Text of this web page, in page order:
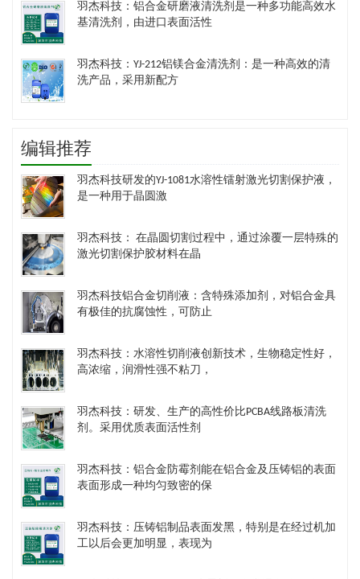
羽杰科技：铝合金研磨液清洗剂是一种多功能高效水
基清洗剂，由进口表面活性
羽杰科技：YJ-212铝镁合金清洗剂：是一种高效的清
洗产品，采用新配方
编辑推荐
羽杰科技研发的YJ-1081水溶性镭射激光切割保护液，
是一种用于晶圆激
羽杰科技： 在晶圆切割过程中，通过涂覆一层特殊的
激光切割保护胶材料在晶
羽杰科技铝合金切削液：含特殊添加剂，对铝合金具
有极佳的抗腐蚀性，可防止
羽杰科技：水溶性切削液创新技术，生物稳定性好，
高浓缩，润滑性强不粘刀，
羽杰科技：研发、生产的高性价比PCBA线路板清洗
剂。采用优质表面活性剂
羽杰科技：铝合金防霉剂能在铝合金及压铸铝的表面
表面形成一种均匀致密的保
羽杰科技：压铸铝制品表面发黑，特别是在经过机加
工以后会更加明显，表现为